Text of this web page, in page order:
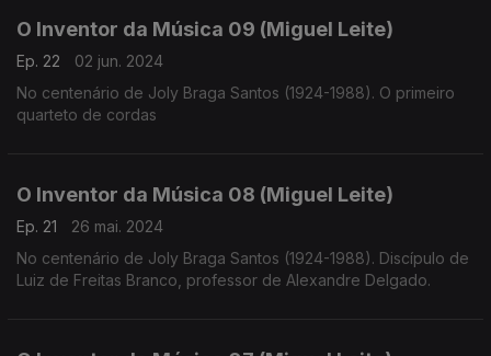
O Inventor da Música 09 (Miguel Leite)
Ep. 22
02 jun. 2024
No centenário de Joly Braga Santos (1924-1988). O primeiro
quarteto de cordas
O Inventor da Música 08 (Miguel Leite)
Ep. 21
26 mai. 2024
No centenário de Joly Braga Santos (1924-1988). Discípulo de
Luiz de Freitas Branco, professor de Alexandre Delgado.